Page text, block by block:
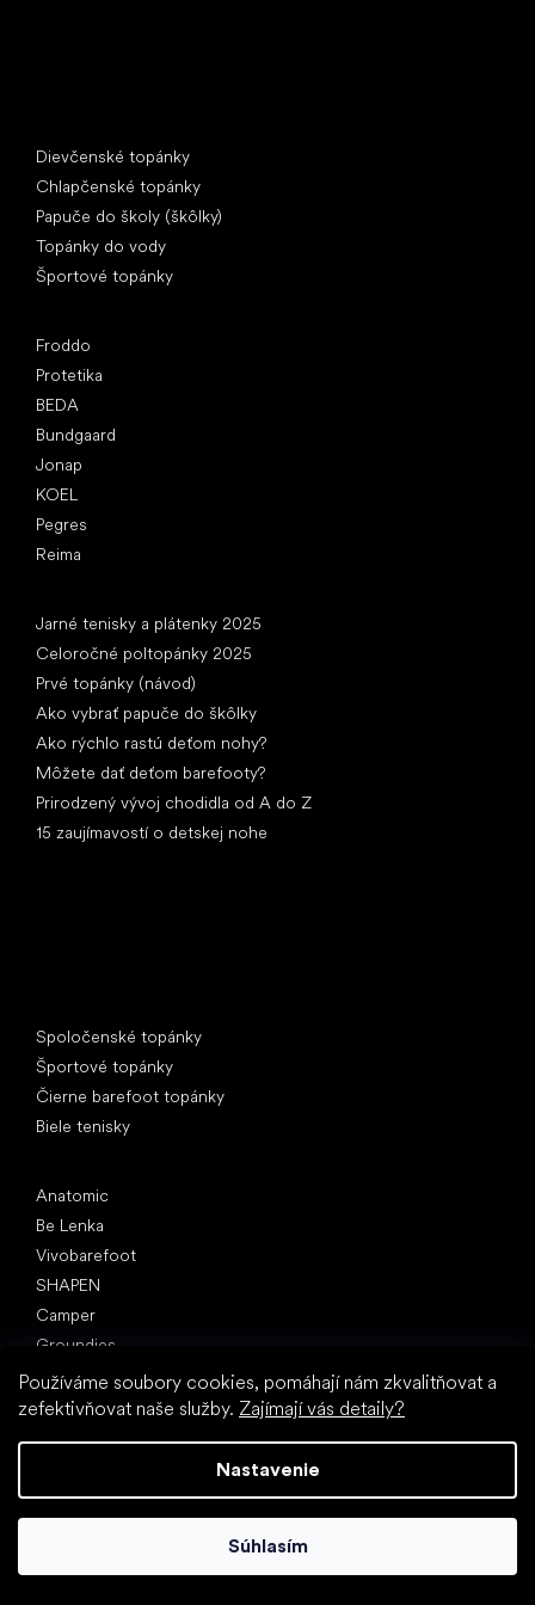
Používáme soubory cookies, pomáhají nám zkvalitňovat a
zefektivňovat naše služby. Zajímají vás detaily?
Nastavenie
Súhlasím
Dievčenské topánky
Chlapčenské topánky
Papuče do školy (škôlky)
Topánky do vody
Športové topánky
Froddo
Protetika
BEDA
Bundgaard
Jonap
KOEL
Pegres
Reima
Jarné tenisky a plátenky 2025
Celoročné poltopánky 2025
Prvé topánky (návod)
Ako vybrať papuče do škôlky
Ako rýchlo rastú deťom nohy?
Môžete dať deťom barefooty?
Prirodzený vývoj chodidla od A do Z
15 zaujímavostí o detskej nohe
Spoločenské topánky
Športové topánky
Čierne barefoot topánky
Biele tenisky
Anatomic
Be Lenka
Vivobarefoot
SHAPEN
Camper
Groundies
Froddo
KOEL
Hallux valgus (vbočený palec)
Pätná ostroha